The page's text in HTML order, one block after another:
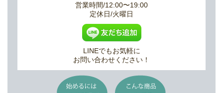
営業時間/12:00〜19:00
定休日/火曜日
LINEでもお気軽に
お問い合わせください！